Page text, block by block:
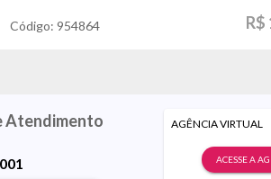
Código: 954864 R$
Atendimento AGÊNCIA VIRTUAL
ACESSE A